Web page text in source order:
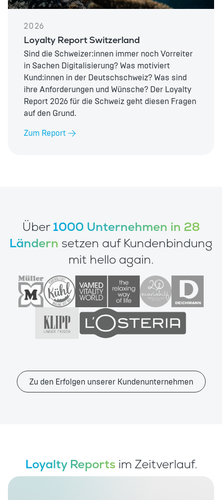
2026
Loyalty Report Switzerland
Sind die Schweizer:innen immer noch Vorreiter
in Sachen Digitalisierung? Was motiviert
Kund:innen in der Deutschschweiz? Was sind
ihre Anforderungen und Wünsche? Der Loyalty
Report 2026 für die Schweiz geht diesen Fragen
auf den Grund.
Zum Report
Über1000 Unternehmen in 28
Ländern setzen auf Kundenbindung
mit hello again.
Zu den Erfolgen unserer Kundenunternehmen
Loyalty Reports im Zeitverlauf.